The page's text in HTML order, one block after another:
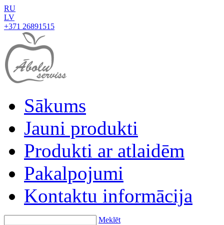
RU
LV
+371 26891515
Sākums
Jauni produkti
Produkti ar atlaidēm
Pakalpojumi
Kontaktu informācija
Meklēt